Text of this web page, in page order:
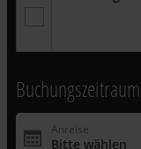
Wichtiger Hinweis:
Neubuchungen und
Buchungszeitraum